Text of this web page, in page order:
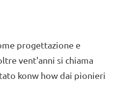
progettazione e
vent'anni si chiama
konw how dai pionieri